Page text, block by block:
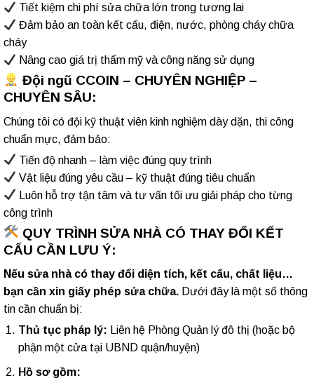
Tiết kiệm chi phí sửa chữa lớn trong tương lai
Đảm bảo an toàn kết cấu, điện, nước, phòng cháy chữa
cháy
Nâng cao giá trị thẩm mỹ và công năng sử dụng
Đội ngũ CCOIN – CHUYÊN NGHIỆP –
CHUYÊN SÂU:
Chúng tôi có đội kỹ thuật viên kinh nghiệm dày dặn, thi công
chuẩn mực, đảm bảo:
Tiến độ nhanh – làm việc đúng quy trình
Vật liệu đúng yêu cầu – kỹ thuật đúng tiêu chuẩn
Luôn hỗ trợ tận tâm và tư vấn tối ưu giải pháp cho từng
công trình
QUY TRÌNH SỬA NHÀ CÓ THAY ĐỔI KẾT
CẤU CẦN LƯU Ý:
Nếu sửa nhà có thay đổi diện tích, kết cấu, chất liệu…
bạn cần xin giấy phép sửa chữa. Dưới đây là một số thông
tin cần chuẩn bị:
Thủ tục pháp lý: Liên hệ Phòng Quản lý đô thị (hoặc bộ
phận một cửa tại UBND quận/huyện)
Hồ sơ gồm: